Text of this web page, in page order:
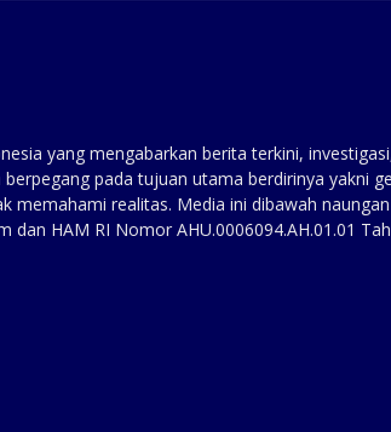
yang mengabarkan berita terkini,
pada tujuan utama berdirinya yakni
memahami realitas. Media ini dibawah naungan
dan HAM RI Nomor AHU.0006094.AH.01.01